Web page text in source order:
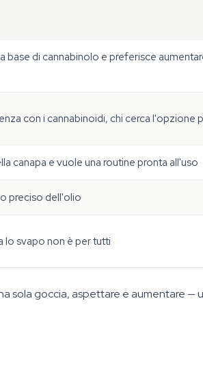
base di cannabinolo e preferisce
con i cannabinoidi, chi cerca l'opzione
canapa e vuole una routine pronta all'uso
preciso dell'olio
svapo non è per tutti
sola goccia, aspettare e aumentare —